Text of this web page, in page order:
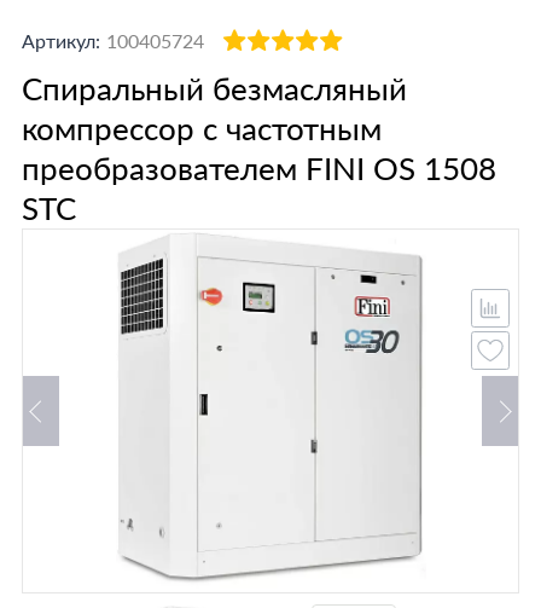
Артикул: 100405724
Спиральный безмасляный
компрессор с частотным
преобразователем FINI OS 1508
STC